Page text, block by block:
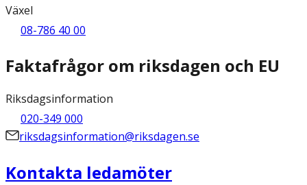
Växel
08-786 40 00
Faktafrågor om riksdagen och EU
Riksdagsinformation
020-349 000
riksdagsinformation@riksdagen.se
Kontakta ledamöter